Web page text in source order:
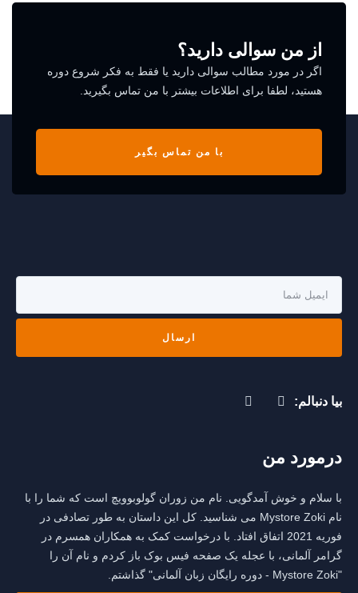
از من سوالی دارید؟
اگر در مورد مطالب سوالی دارید یا فقط به فکر شروع دوره
هستید، لطفا برای اطلاعات بیشتر با من تماس بگیرید.
با من تماس بگیر
ارسال
بیا دنبالم:
درمورد من
با سلام و خوش آمدگویی. نام من زوران گولوبوویچ است که شما را با
نام Mystore Zoki می شناسید. کل این داستان به طور تصادفی در
فوریه 2021 اتفاق افتاد. با درخواست کمک به همکاران همسرم در
گرامر آلمانی، با عجله یک صفحه فیس بوک باز کردم و نام آن را
"Mystore Zoki - دوره رایگان زبان آلمانی" گذاشتم.